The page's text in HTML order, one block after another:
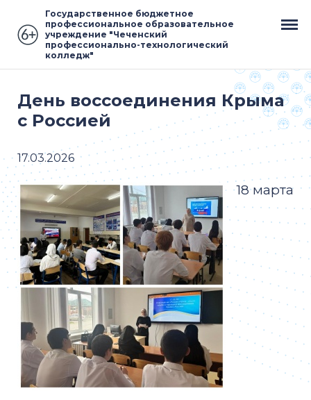
Государственное бюджетное
профессиональное образовательное
учреждение "Чеченский
профессионально-технологический
колледж"
День воссоединения Крыма
с Россией
17.03.2026
18 марта